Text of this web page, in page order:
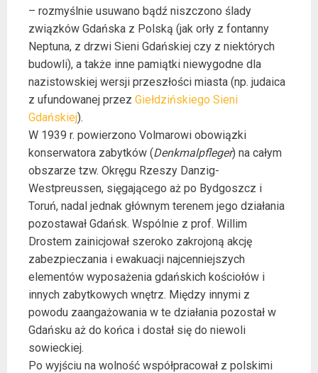
– rozmyślnie usuwano bądź niszczono ślady
związków Gdańska z Polską (jak orły z fontanny
Neptuna, z drzwi Sieni Gdańskiej czy z niektórych
budowli), a także inne pamiątki niewygodne dla
nazistowskiej wersji przeszłości miasta (np. judaica
z ufundowanej przez Giełdzińskiego Sieni
Gdańskiej).
W 1939 r. powierzono Volmarowi obowiązki
konserwatora zabytków (Denkmalpfleger) na całym
obszarze tzw. Okręgu Rzeszy Danzig-
Westpreussen, sięgającego aż po Bydgoszcz i
Toruń, nadal jednak głównym terenem jego działania
pozostawał Gdańsk. Wspólnie z prof. Willim
Drostem zainicjował szeroko zakrojoną akcję
zabezpieczania i ewakuacji najcenniejszych
elementów wyposażenia gdańskich kościołów i
innych zabytkowych wnętrz. Między innymi z
powodu zaangażowania w te działania pozostał w
Gdańsku aż do końca i dostał się do niewoli
sowieckiej.
Po wyjściu na wolność współpracował z polskimi